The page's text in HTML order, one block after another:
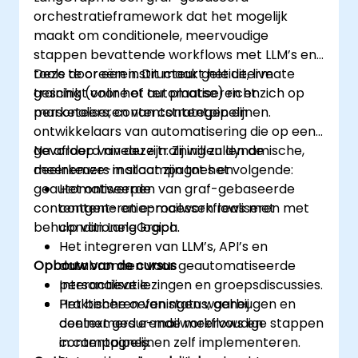
orchestratieframework dat het mogelijk
maakt om conditionele, meervoudige
stappen bevattende workflows met LLM’s en
tools te creëren. Dit maakt het uitermate
geschikt voor het automatiseren en
personaliseren van contentpipelijnen.
Deze door een instructeur geleide, live
training (online of ter plaatse) richt zich op
marketeers, contentstrategen en
ontwikkelaars van automatisering die op een
gevorderd niveau zijn. Zij willen dynamische,
meerkeuze-mailcampagnes en
geautomatiseerde
contentgeneratieprocessen realiseren met
behulp van LangGraph.
Na afloop van deze training zullen de
deelnemers in staat zijn tot het volgende:
Het ontwerpen van graf-gebaseerde
content- en e-mailworkflows met
conditionele logica.
Het integreren van LLM’s, API’s en
databronnen voor geautomatiseerde
personalisatie.
Het beheren van status, geheugen en
context gedurende meervoudige stappen
in campagnes.
Opbouw van de cursus
Interactieve lezingen en groepsdiscussies.
Praktische oefeningen waarbij
deelnemers e-mailworkflows en
contentpipelijnen zelf implementeren.